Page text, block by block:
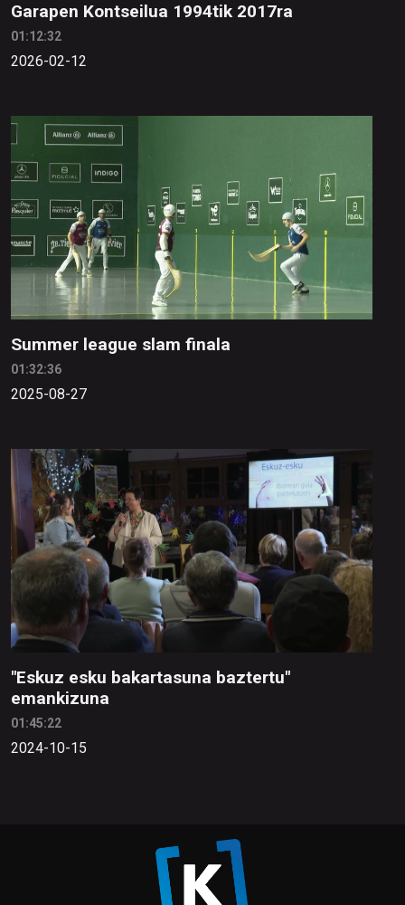
Garapen Kontseilua 1994tik 2017ra
01:12:32
2026-02-12
Summer league slam finala
01:32:36
2025-08-27
"Eskuz esku bakartasuna baztertu"
emankizuna
01:45:22
2024-10-15